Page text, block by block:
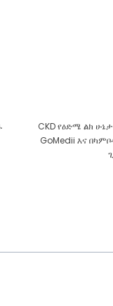
CKD የዕድሜ ልክ
GoMedii እና